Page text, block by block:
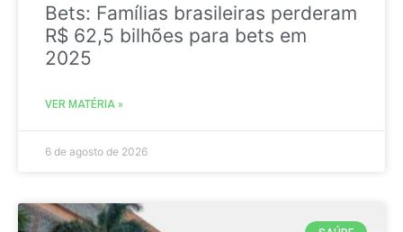
Bets: Famílias brasileiras perderam
R$ 62,5 bilhões para bets em
2025
VER MATÉRIA »
6 de agosto de 2026